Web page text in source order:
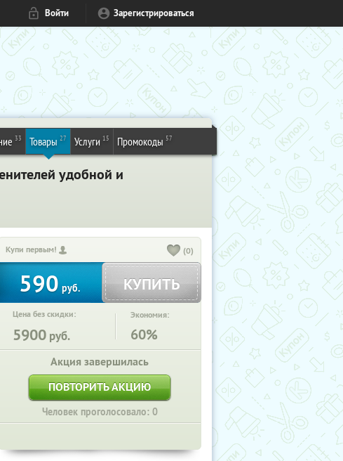
Войти Зарегистрироваться
33 Товары 27 Услуги 15 Промокоды 57
удобной и
Купи первым! (0)
590 руб. КУПИТЬ
Цена без скидки:
5900 руб.
Экономия:
60%
Акция завершилась
ПОВТОРИТЬ АКЦИЮ
Человек проголосовало: 0